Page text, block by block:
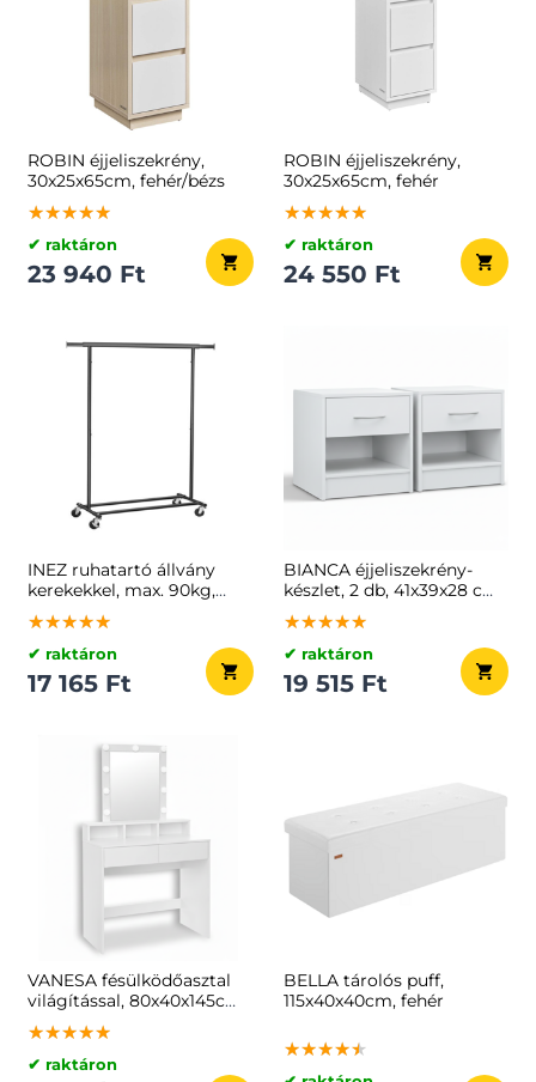
ROBIN éjjeliszekrény,
30x25x65cm, fehér/bézs
★★★★★
★★★★★
★★★★★
✔ raktáron
23 940 Ft
ROBIN éjjeliszekrény,
30x25x65cm, fehér
★★★★★
★★★★★
★★★★★
✔ raktáron
24 550 Ft
INEZ ruhatartó állvány
kerekekkel, max. 90kg,
83,5x45x160cm, fekete
★★★★★
★★★★★
★★★★★
✔ raktáron
17 165 Ft
BIANCA éjjeliszekrény-
készlet, 2 db, 41x39x28 cm,
fehér
★★★★★
★★★★★
★★★★★
✔ raktáron
19 515 Ft
VANESA fésülködőasztal
világítással, 80x40x145cm,
fehér
★★★★★
★★★★★
★★★★★
✔ raktáron
BELLA tárolós puff,
115x40x40cm, fehér
★★★★★
★★★★★
★★★★★